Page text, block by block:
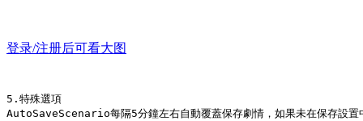
登录/注册后可看大图
5.特殊選項
AutoSaveScenario每隔5分鐘左右自動覆蓋保存劇情，如果未在保存設